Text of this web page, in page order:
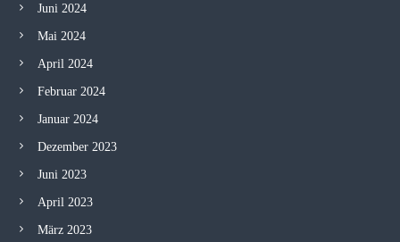
Juni 2024
Mai 2024
April 2024
Februar 2024
Januar 2024
Dezember 2023
Juni 2023
April 2023
März 2023